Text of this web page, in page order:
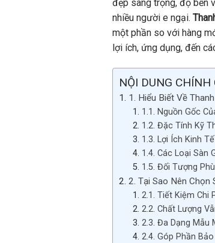
đẹp sang trọng, độ bền
nhiều người e ngại.
một phần so với hàng
lợi ích, ứng dụng, đến
NỘI DUNG
1. Hiểu Biết Về
1.1. Nguồn Gốc
1.2. Đặc Tính Kỹ
1.3. Lợi Ích Kinh
1.4. Các Loại Sàn
1.5. Đối Tượng
2. Tại Sao Nên Chọn
2.1. Tiết Kiệm Chi
2.2. Chất Lượng
2.3. Đa Dạng Mẫu
2.4. Góp Phần